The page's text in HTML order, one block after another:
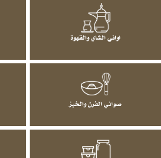
اواني الشاي والقهوة
صواني الفرن والخبز